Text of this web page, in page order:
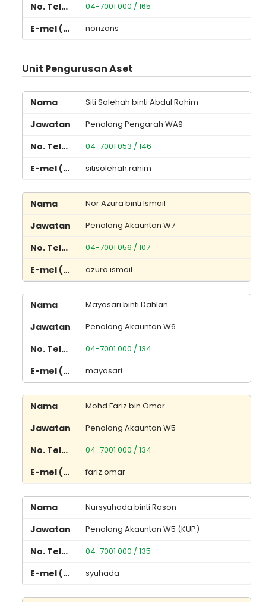
04-7001 000 / 165
norizans
Unit Pengurusan Aset
Siti Solehah binti Abdul Rahim
Penolong Pengarah WA9
04-7001 053 / 146
sitisolehah.rahim
Nor Azura binti Ismail
Penolong Akauntan W7
04-7001 056 / 107
azura.ismail
Mayasari binti Dahlan
Penolong Akauntan W6
04-7001 000 / 134
mayasari
Mohd Fariz bin Omar
Penolong Akauntan W5
04-7001 000 / 134
fariz.omar
Nursyuhada binti Rason
Penolong Akauntan W5 (KUP)
04-7001 000 / 135
syuhada